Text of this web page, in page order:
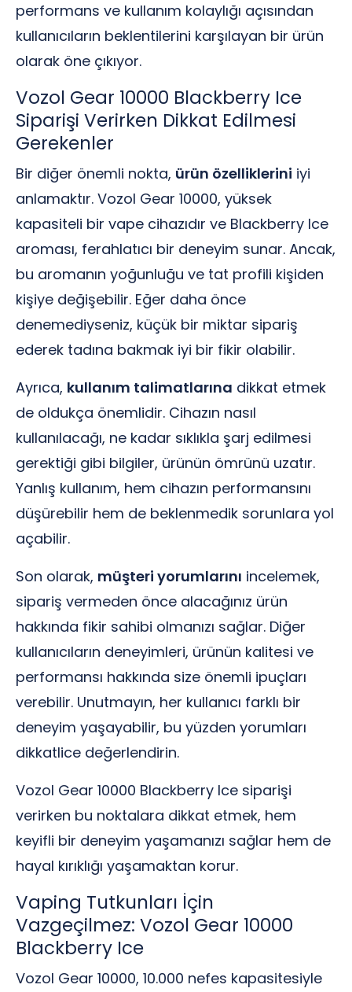
performans ve kullanım kolaylığı açısından
kullanıcıların beklentilerini karşılayan bir ürün
olarak öne çıkıyor.
Vozol Gear 10000 Blackberry Ice
Siparişi Verirken Dikkat Edilmesi
Gerekenler
Bir diğer önemli nokta, ürün özelliklerini iyi
anlamaktır. Vozol Gear 10000, yüksek
kapasiteli bir vape cihazıdır ve Blackberry Ice
aroması, ferahlatıcı bir deneyim sunar. Ancak,
bu aromanın yoğunluğu ve tat profili kişiden
kişiye değişebilir. Eğer daha önce
denemediyseniz, küçük bir miktar sipariş
ederek tadına bakmak iyi bir fikir olabilir.
Ayrıca, kullanım talimatlarına dikkat etmek
de oldukça önemlidir. Cihazın nasıl
kullanılacağı, ne kadar sıklıkla şarj edilmesi
gerektiği gibi bilgiler, ürünün ömrünü uzatır.
Yanlış kullanım, hem cihazın performansını
düşürebilir hem de beklenmedik sorunlara yol
açabilir.
Son olarak, müşteri yorumlarını incelemek,
sipariş vermeden önce alacağınız ürün
hakkında fikir sahibi olmanızı sağlar. Diğer
kullanıcıların deneyimleri, ürünün kalitesi ve
performansı hakkında size önemli ipuçları
verebilir. Unutmayın, her kullanıcı farklı bir
deneyim yaşayabilir, bu yüzden yorumları
dikkatlice değerlendirin.
Vozol Gear 10000 Blackberry Ice siparişi
verirken bu noktalara dikkat etmek, hem
keyifli bir deneyim yaşamanızı sağlar hem de
hayal kırıklığı yaşamaktan korur.
Vaping Tutkunları İçin
Vazgeçilmez: Vozol Gear 10000
Blackberry Ice
Vozol Gear 10000, 10.000 nefes kapasitesiyle